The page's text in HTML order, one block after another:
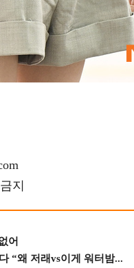
지
어
“왜 저래vs이게 워터밤...